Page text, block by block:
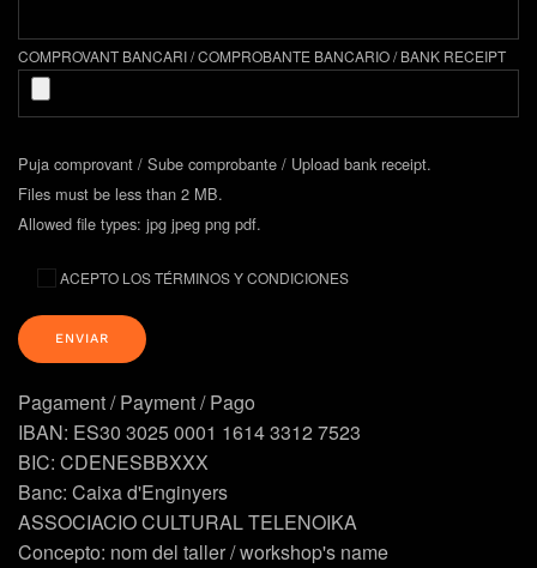
COMPROVANT BANCARI / COMPROBANTE BANCARIO / BANK RECEIPT
Puja comprovant / Sube comprobante / Upload bank receipt.
Files must be less than 2 MB.
Allowed file types: jpg jpeg png pdf.
ACEPTO LOS TÉRMINOS Y CONDICIONES
Pagament / Payment / Pago
IBAN: ES30 3025 0001 1614 3312 7523
BIC: CDENESBBXXX
Banc: Caixa d'Enginyers
ASSOCIACIO CULTURAL TELENOIKA
Concepto: nom del taller / workshop's name